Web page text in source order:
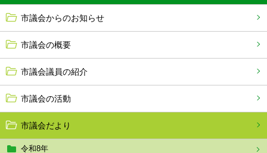
市議会からのお知らせ
市議会の概要
市議会議員の紹介
市議会の活動
市議会だより
令和8年